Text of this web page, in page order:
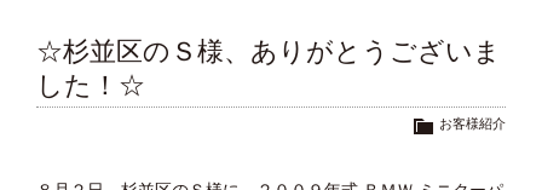
☆杉並区のＳ様、ありがとうございま
した！☆
お客様紹介